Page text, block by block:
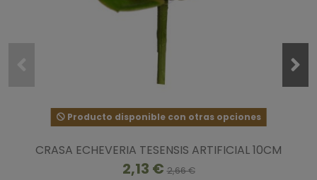
Producto disponible con otras opciones
CRASA ECHEVERIA TESENSIS ARTIFICIAL 10CM
2,13 €2,66 €